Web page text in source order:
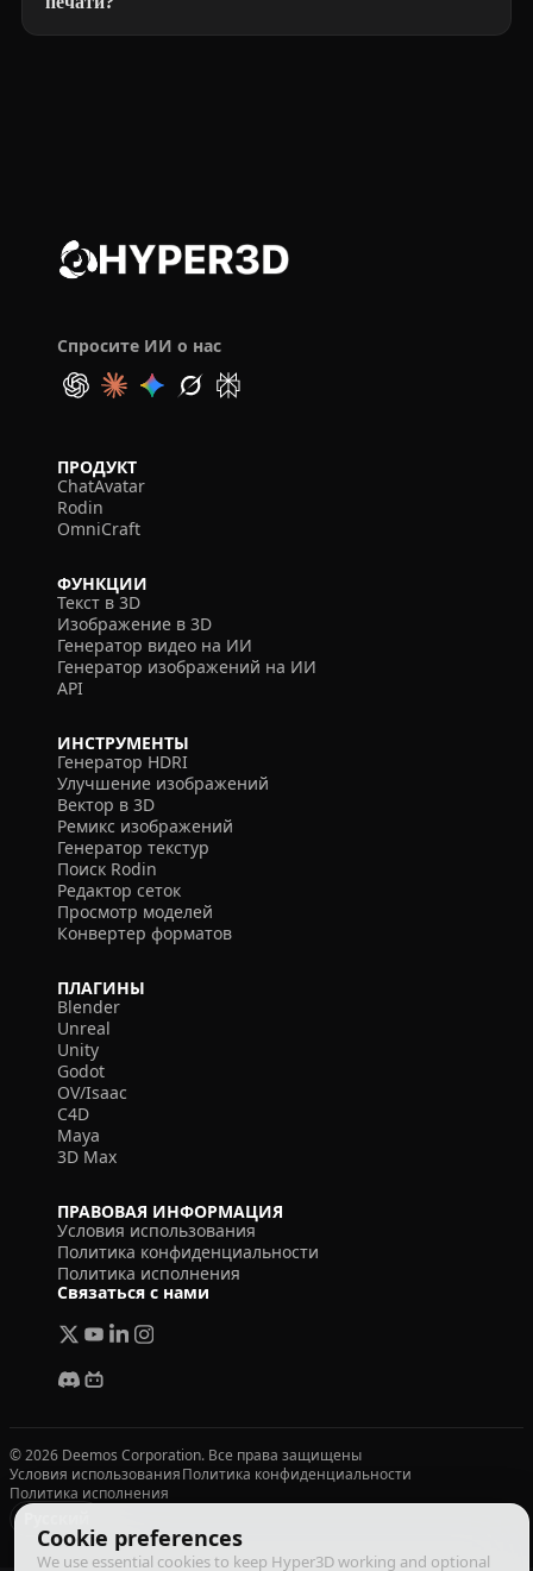
Cookie preferences
We use essential cookies to keep Hyper3D working and optional
Спросите ИИ о нас
ПРОДУКТ
ChatAvatar
Rodin
OmniCraft
ФУНКЦИИ
Текст в 3D
Изображение в 3D
Генератор видео на ИИ
Генератор изображений на ИИ
API
ИНСТРУМЕНТЫ
Генератор HDRI
Улучшение изображений
Вектор в 3D
Ремикс изображений
Генератор текстур
Поиск Rodin
Редактор сеток
Просмотр моделей
Конвертер форматов
ПЛАГИНЫ
Blender
Unreal
Unity
Godot
OV/Isaac
C4D
Maya
3D Max
ПРАВОВАЯ ИНФОРМАЦИЯ
Условия использования
Политика конфиденциальности
Политика исполнения
Связаться с нами
© 2026 Deemos Corporation. Все права защищены
Условия использованияПолитика конфиденциальности
Политика исполнения